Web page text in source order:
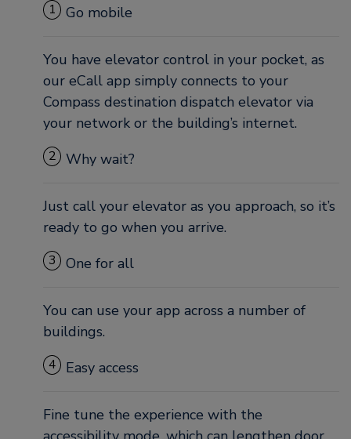
1 Go mobile
You have elevator control in your pocket, as
our eCall app simply connects to your
Compass destination dispatch elevator via
your network or the building’s internet.
2 Why wait?
Just call your elevator as you approach, so it’s
ready to go when you arrive.
3 One for all
You can use your app across a number of
buildings.
4 Easy access
Fine tune the experience with the